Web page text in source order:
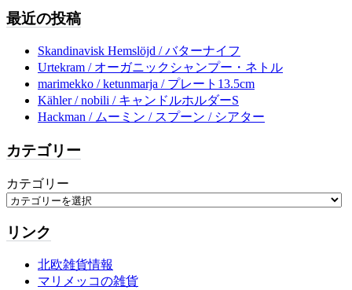
最近の投稿
Skandinavisk Hemslöjd / バターナイフ
Urtekram / オーガニックシャンプー・ネトル
marimekko / ketunmarja / プレート13.5cm
Kähler / nobili / キャンドルホルダーS
Hackman / ムーミン / スプーン / シアター
カテゴリー
カテゴリー
リンク
北欧雑貨情報
マリメッコの雑貨